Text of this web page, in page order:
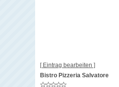
[ Eintrag bearbeiten ]
Bistro Pizzeria Salvatore